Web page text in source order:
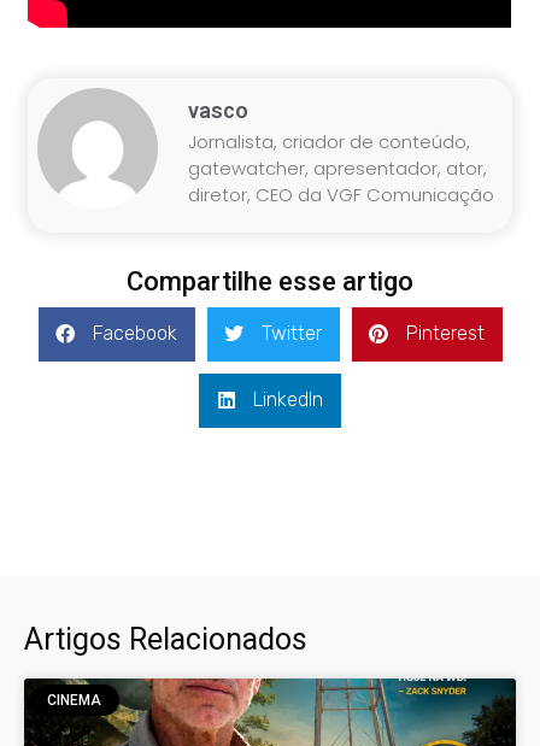
vasco
Jornalista, criador de conteúdo,
gatewatcher, apresentador, ator,
diretor, CEO da VGF Comunicação
Compartilhe esse artigo
Facebook Twitter Pinterest
LinkedIn
Artigos Relacionados
CINEMA